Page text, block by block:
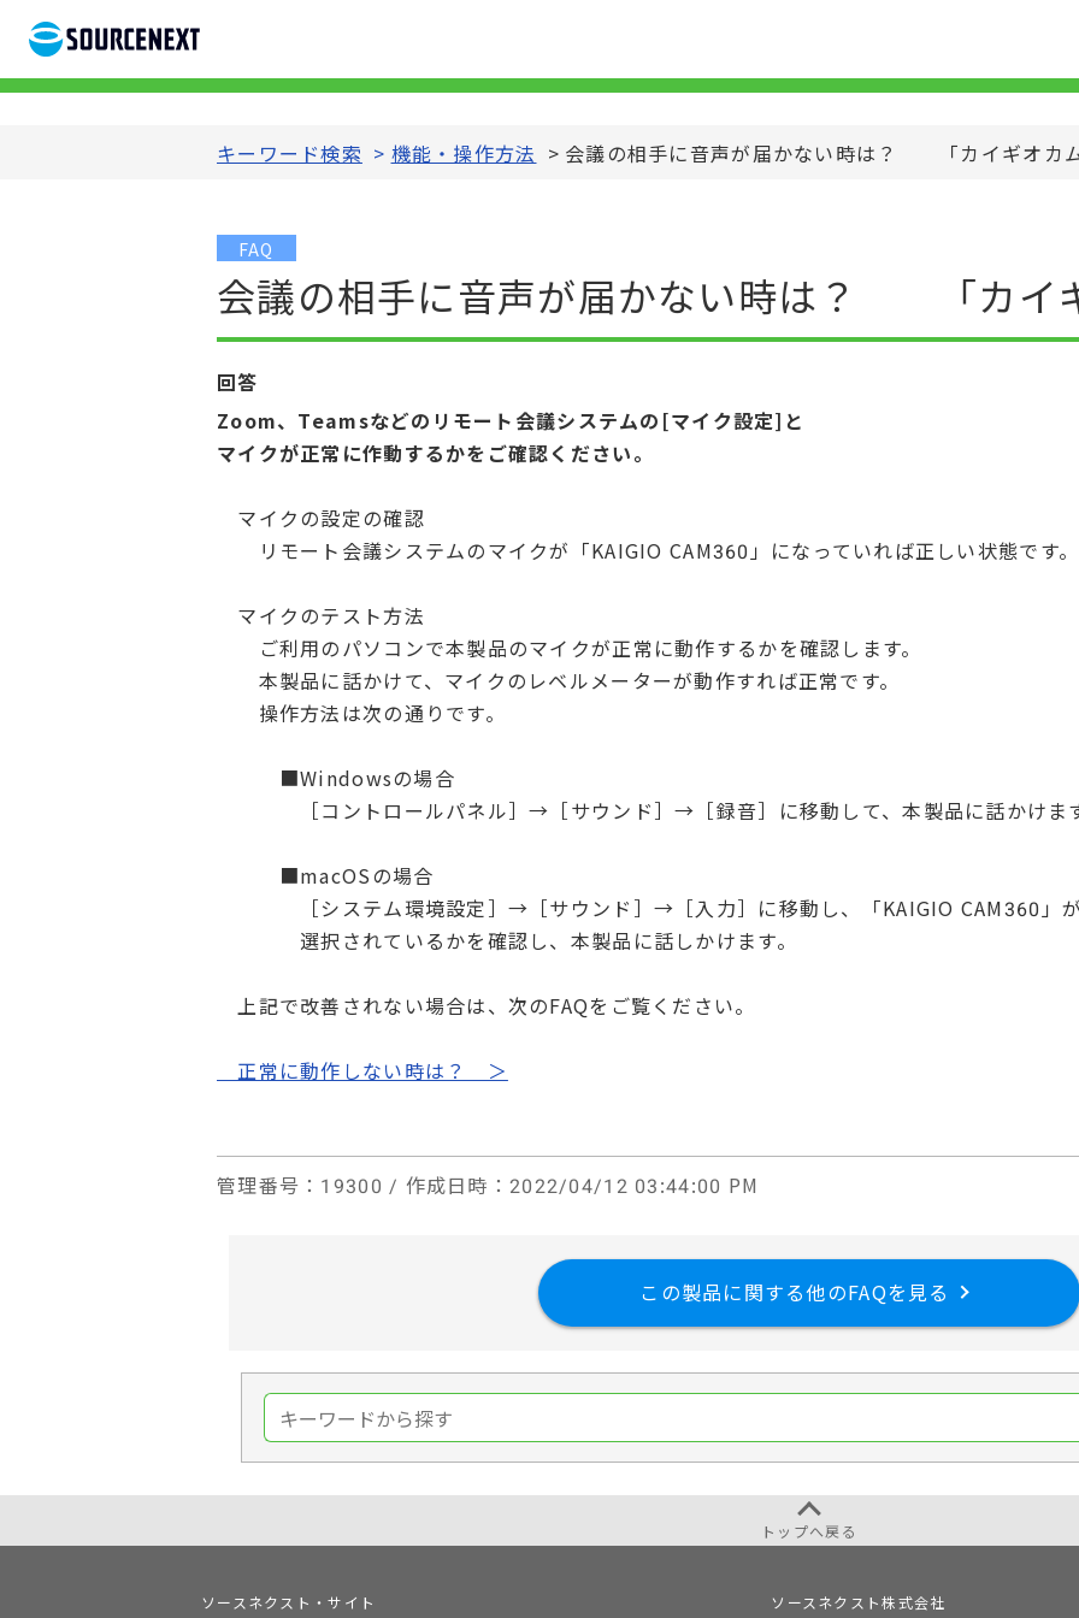
キーワード検索 > 機能・操作方法 > 会議の相手に音声が届かない時は？ 「カイギオカム
FAQ
会議の相手に音声が届かない時は？ 「カイ
回答
Zoom、Teamsなどのリモート会議システムの[マイク設定]と
マイクが正常に作動するかをご確認ください。
マイクの設定の確認
リモート会議システムのマイクが「KAIGIO CAM360」になっていれば正しい状態です。
マイクのテスト方法
ご利用のパソコンで本製品のマイクが正常に動作するかを確認します。
本製品に話かけて、マイクのレベルメーターが動作すれば正常です。
操作方法は次の通りです。
■Windowsの場合
［コントロールパネル］→［サウンド］→［録音］に移動して、本製品に話かけます
■macOSの場合
［システム環境設定］→［サウンド］→［入力］に移動し、「KAIGIO CAM360」が
選択されているかを確認し、本製品に話しかけます。
上記で改善されない場合は、次のFAQをご覧ください。
正常に動作しない時は？ ＞
管理番号 ：19300 / 作成日時 ：2022/04/12 03:44:00 PM
この製品に関する他のFAQを見る
トップへ戻る
ソースネクスト・サイト ソースネクスト株式会社